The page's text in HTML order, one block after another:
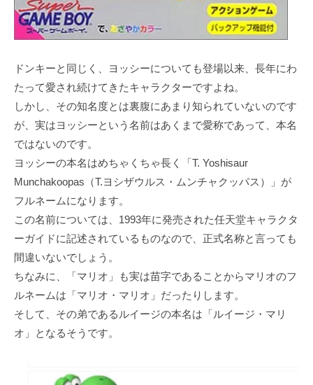
ドンキーと同じく、ヨッシーについても登場以来、長年にわ
たって愛され続けてきたキャラクターですよね。
しかし、その知名度とは裏腹にあまり知られていないのです
が、実はヨッシーという名前はあくまで愛称であって、本名
ではないのです。
ヨッシーの本名はめちゃくちゃ長く「T. Yoshisaur
Munchakoopas（T.ヨシザウルス・ムンチャクッパス）」が
フルネームになります。
この名前については、1993年に発売された任天堂キャラクタ
ーガイドに記述されているものなので、正式名称と言っても
間違いないでしょう。
ちなみに、「マリオ」も実は苗字であることからマリオのフ
ルネームは「マリオ・マリオ」だったりします。
そして、その弟であるルイージの本名は「ルイージ・マリ
オ」となるそうです。